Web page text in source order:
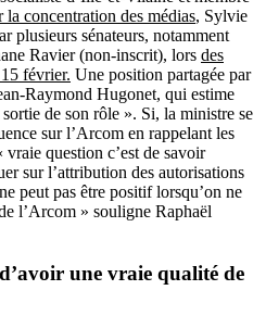
la concentration des médias, Sylvie
plusieurs sénateurs, notamment
Ravier (non-inscrit), lors des
février. Une position partagée par
Raymond Hugonet, qui estime
de son rôle ». Si, la ministre se
sur l’Arcom en rappelant les
question c’est de savoir
sur l’attribution des autorisations
peut pas être positif lorsqu’on ne
l’Arcom » souligne Raphaël
une vraie qualité de